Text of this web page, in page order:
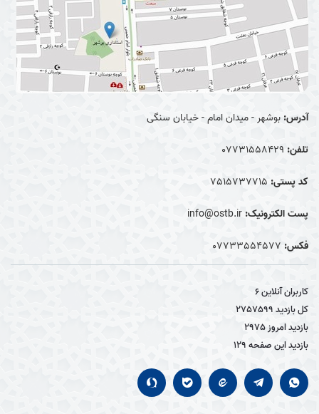
آدرس: بوشهر - میدان امام - خیابان سنگی
تلفن: 07731558429
کد پستی: 7515737715
پست الکترونیک: info@ostb.ir
فکس: 07733554577
کاربران آنلاین6
کل بازدید2757599
بازدید امروز2975
بازدید این صفحه129